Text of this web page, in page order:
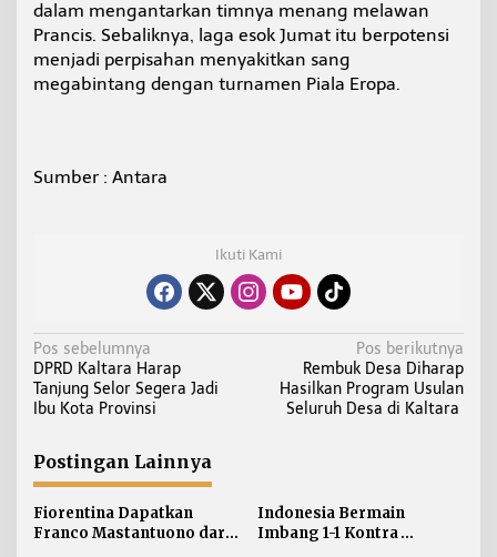
dalam mengantarkan timnya menang melawan
Prancis. Sebaliknya, laga esok Jumat itu berpotensi
menjadi perpisahan menyakitkan sang
megabintang dengan turnamen Piala Eropa.
Sumber : Antara
Ikuti Kami
N
a
v
g
a
s
i
Pos sebelumnya
DPRD Kaltara Harap
Tanjung Selor Segera Jadi
Ibu Kota Provinsi
Pos berikutnya
Rembuk Desa Diharap
Hasilkan Program Usulan
Seluruh Desa di Kaltara
Postingan Lainnya
Fiorentina Dapatkan
Franco Mastantuono dari
Indonesia Bermain
Imbang 1-1 Kontra